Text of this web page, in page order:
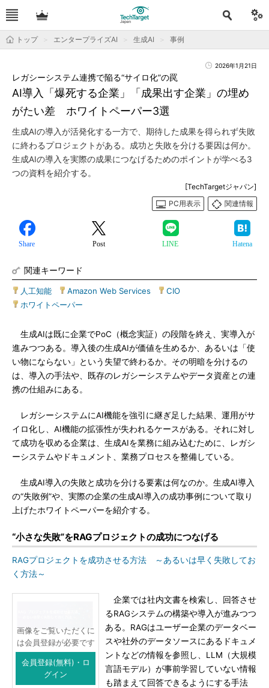
トップ エンタープライズAI 生成AI 事例
2026年1月21日
AI導入「爆死する企業」「成果出す企業」の埋め
がたい差 ホワイトペーパー3選
レガシーシステム連携で陥る“サイロ化”の罠
生成AIの導入が活発化する一方で、期待した成果を得られず失敗
に終わるプロジェクトがある。成功と失敗を分ける要因は何か。
生成AIの導入を実際の成果につなげるためのポイントが学べる3
つの資料を紹介する。
[TechTargetジャパン]
PC用表示
関連情報
Share Post LINE Hatena
関連キーワード
人工知能 Amazon Web Services CIO
ホワイトペーパー
生成AIは既に企業でPoC（概念実証）の段階を終え、実導入が
進みつつある。導入後の生成AIが価値を生めるか、あるいは「使
い物にならない」という失望で終わるか。その明暗を分けるの
は、導入の手法や、既存のレガシーシステムやデータ資産との連
携の仕組みにある。
レガシーシステムにAI機能を強引に継ぎ足した結果、運用がサ
イロ化し、AI機能の拡張性が失われるケースがある。それに対し
て成功を収める企業は、生成AIを業務に組み込むために、レガシ
ーシステムやドキュメント、業務プロセスを整備している。
生成AI導入の失敗と成功を分ける要素は何なのか。生成AI導入
の“失敗例”や、実際の企業の生成AI導入の成功事例について取り
上げたホワイトペーパーを紹介する。
“小さな失敗”をRAGプロジェクトの成功につなげる
RAGプロジェクトを成功させる方法 ～あるいは早く失敗してお
く方法～
画像をご覧いただくに
は会員登録が必要です
会員登録(無料)・ロ
グイン
企業では社内文書を検索し、回答させ
るRAGシステムの構築や導入が進みつつ
ある。RAGはユーザー企業のデータベー
スや社外のデータソースにあるドキュメ
ントなどの情報を参照し、LLM（大規模
言語モデル）が事前学習していない情報
も踏まえて回答できるようにする手法